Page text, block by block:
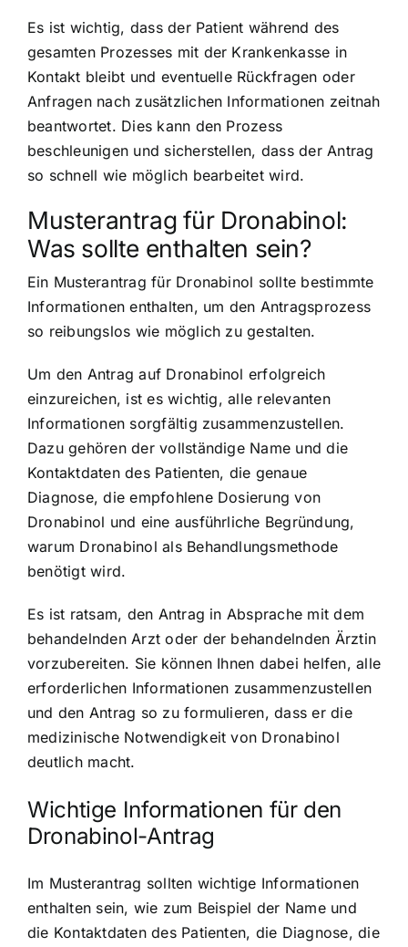
Es ist wichtig, dass der Patient während des
gesamten Prozesses mit der Krankenkasse in
Kontakt bleibt und eventuelle Rückfragen oder
Anfragen nach zusätzlichen Informationen zeitnah
beantwortet. Dies kann den Prozess
beschleunigen und sicherstellen, dass der Antrag
so schnell wie möglich bearbeitet wird.
Musterantrag für Dronabinol:
Was sollte enthalten sein?
Ein Musterantrag für Dronabinol sollte bestimmte
Informationen enthalten, um den Antragsprozess
so reibungslos wie möglich zu gestalten.
Um den Antrag auf Dronabinol erfolgreich
einzureichen, ist es wichtig, alle relevanten
Informationen sorgfältig zusammenzustellen.
Dazu gehören der vollständige Name und die
Kontaktdaten des Patienten, die genaue
Diagnose, die empfohlene Dosierung von
Dronabinol und eine ausführliche Begründung,
warum Dronabinol als Behandlungsmethode
benötigt wird.
Es ist ratsam, den Antrag in Absprache mit dem
behandelnden Arzt oder der behandelnden Ärztin
vorzubereiten. Sie können Ihnen dabei helfen, alle
erforderlichen Informationen zusammenzustellen
und den Antrag so zu formulieren, dass er die
medizinische Notwendigkeit von Dronabinol
deutlich macht.
Wichtige Informationen für den
Dronabinol-Antrag
Im Musterantrag sollten wichtige Informationen
enthalten sein, wie zum Beispiel der Name und
die Kontaktdaten des Patienten, die Diagnose, die